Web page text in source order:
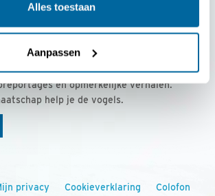
Alles toestaan
Aanpassen
x Vogels voor € 36,00 per jaar
voor onze leden, met
en opmerkelijke verhalen.
help je de vogels.
privacy Cookieverklaring Colofon